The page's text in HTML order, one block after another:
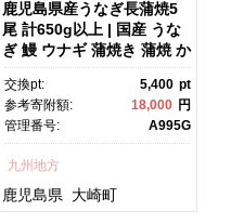
鹿児島県産うなぎ長蒲焼5
尾 計650g以上 | 国産 うな
ぎ 鰻 ウナギ 蒲焼き 蒲焼 か
ばやき unagi うなぎ蒲
焼 土用丑の日 土用の丑の
日 丑の日 魚 魚介 魚貝 海
鮮 うな重 蒲焼 訳あり ギフ
県 大崎町 大隅半
島 A995G 【会員限定のお
礼の品】【うなぎ蒲焼 国
交換pt: 5,400 pt
参考寄附額:
18,000 円
管理番号:
A995G
九州地方
鹿児島県 大崎町